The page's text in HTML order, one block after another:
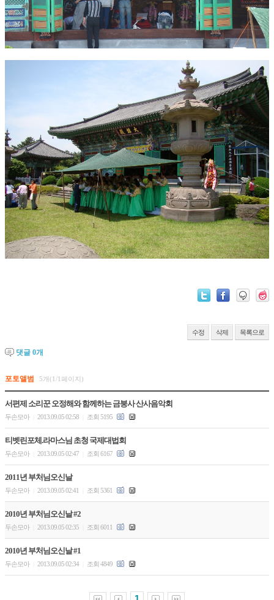
수정 삭제 목록으로
댓글 0개
포토앨범 5개(1/1페이지)
서편제 소리꾼 오정해와 함께하는 금붕사 산사음악회
두손모아 2013.09.05 02:58 조회 5195
티벳린포체.라마스님 초청 국제대법회
두손모아 2013.09.05 02:47 조회 6167
2011년 부처님오신날
두손모아 2013.09.05 02:41 조회 5361
2010년 부처님오신날 #2
두손모아 2013.09.05 02:35 조회 6011
2010년 부처님오신날 #1
두손모아 2013.09.05 02:34 조회 4849